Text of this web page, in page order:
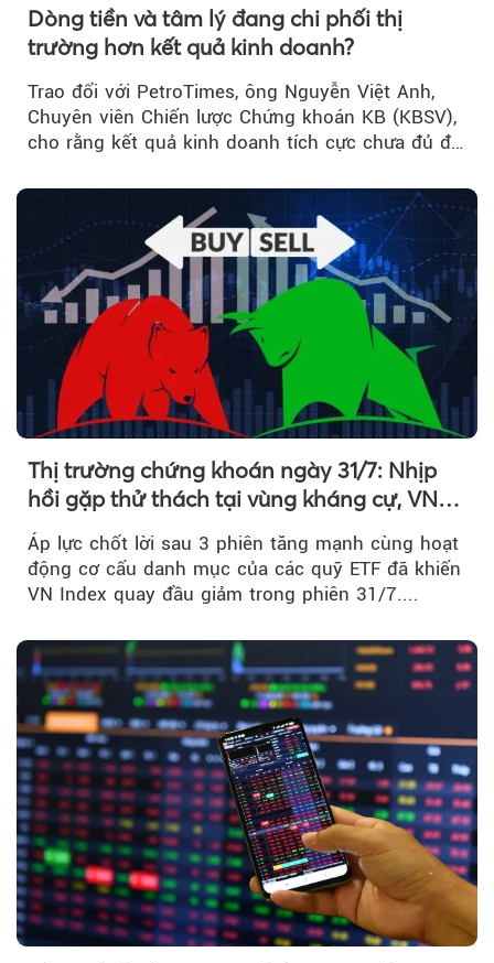
Dòng tiền và tâm lý đang chi phối thị
trường hơn kết quả kinh doanh?
Trao đổi với PetroTimes, ông Nguyễn Việt Anh,
Chuyên viên Chiến lược Chứng khoán KB (KBSV),
cho rằng kết quả kinh doanh tích cực chưa đủ để
Thị trường chứng khoán ngày 31/7: Nhịp
hồi gặp thử thách tại vùng kháng cự, VN
Index giảm gần 9 điểm trong phiên cuối...
Áp lực chốt lời sau 3 phiên tăng mạnh cùng hoạt
động cơ cấu danh mục của các quỹ ETF đã khiến
VN Index quay đầu giảm trong phiên 31/7....